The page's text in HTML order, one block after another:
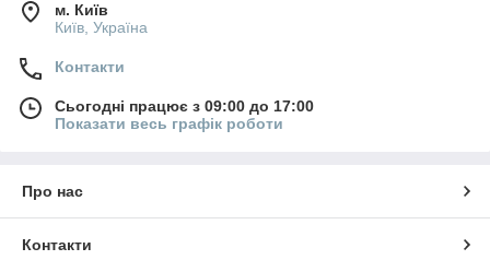
м. Київ
Київ, Україна
Контакти
Сьогодні працює з 09:00 до 17:00
Показати весь графік роботи
Про нас
Контакти